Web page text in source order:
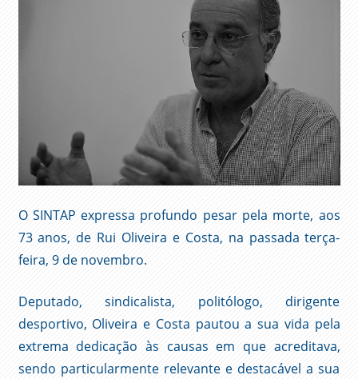
O SINTAP expressa profundo pesar pela morte, aos
73 anos, de Rui Oliveira e Costa, na passada terça-
feira, 9 de novembro.
Deputado, sindicalista, politólogo, dirigente
desportivo, Oliveira e Costa pautou a sua vida pela
extrema dedicação às causas em que acreditava,
sendo particularmente relevante e destacável a sua